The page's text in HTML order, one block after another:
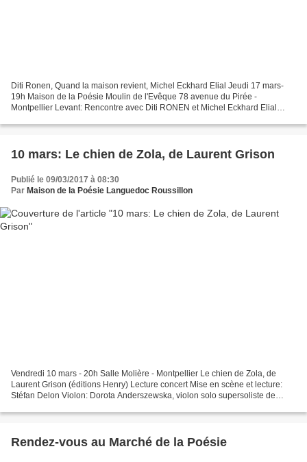
Diti Ronen, Quand la maison revient, Michel Eckhard Elial Jeudi 17 mars-
19h Maison de la Poésie Moulin de l'Evêque 78 avenue du Pirée -
Montpellier Levant: Rencontre avec Diti RONEN et Michel Eckhard Elial
10 mars: Le chien de Zola, de Laurent Grison
Publié le 09/03/2017 à 08:30
Par Maison de la Poésie Languedoc Roussillon
Vendredi 10 mars - 20h Salle Molière - Montpellier Le chien de Zola, de
Laurent Grison (éditions Henry) Lecture concert Mise en scène et lecture:
Stéfan Delon Violon: Dorota Anderszewska, violon solo supersoliste de
Rendez-vous au Marché de la Poésie